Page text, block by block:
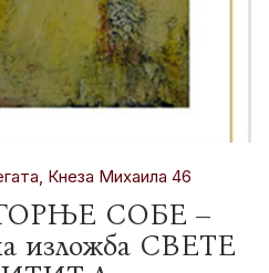
Кнеза Михаила 46
СОБЕ –
изложба СВЕТЕ